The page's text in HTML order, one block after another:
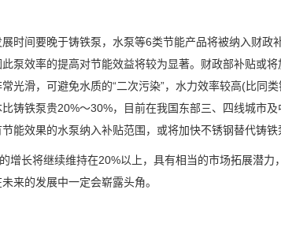
时间要晚于铸铁泵，水泵等6类节能产品将被纳入财政
泵效率的提高对节能效益将较为显著。财政部补贴或
光滑，可避免水质的“二次污染”，水力效率较高(比同
铸铁泵贵20%～30%，目前在我国东部三、四线城市
能效果的水泵纳入补贴范围，或将加快不锈钢替代铸铁
长将继续维持在20%以上，具有相当的市场拓展潜力
来的发展中一定会崭露头角。